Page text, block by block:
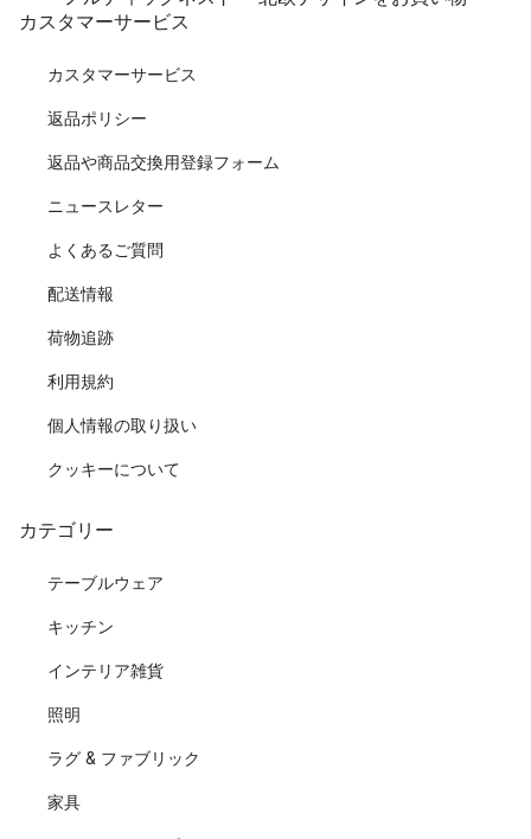
カスタマーサービス
カスタマーサービス
返品ポリシー
返品や商品交換用登録フォーム
ニュースレター
よくあるご質問
配送情報
荷物追跡
利用規約
個人情報の取り扱い
クッキーについて
カテゴリー
テーブルウェア
キッチン
インテリア雑貨
照明
ラグ & ファブリック
家具